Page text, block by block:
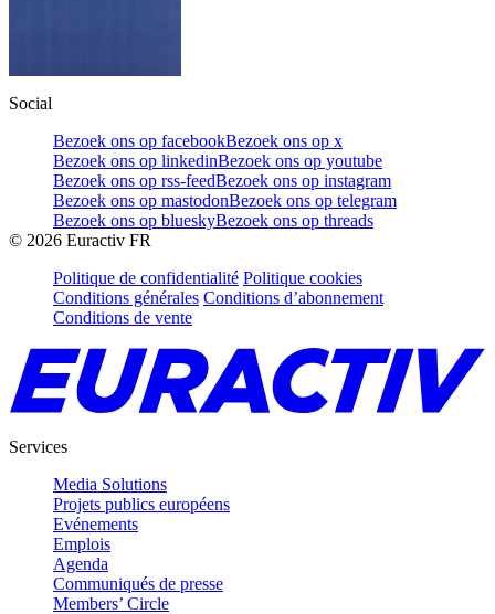
Social
Bezoek ons op facebookBezoek ons op x
Bezoek ons op linkedinBezoek ons op youtube
Bezoek ons op rss-feedBezoek ons op instagram
Bezoek ons op mastodonBezoek ons op telegram
Bezoek ons op blueskyBezoek ons op threads
© 2026 Euractiv FR
Politique de confidentialité Politique cookies
Conditions générales Conditions d’abonnement
Conditions de vente
Services
Media Solutions
Projets publics européens
Evénements
Emplois
Agenda
Communiqués de presse
Members’ Circle